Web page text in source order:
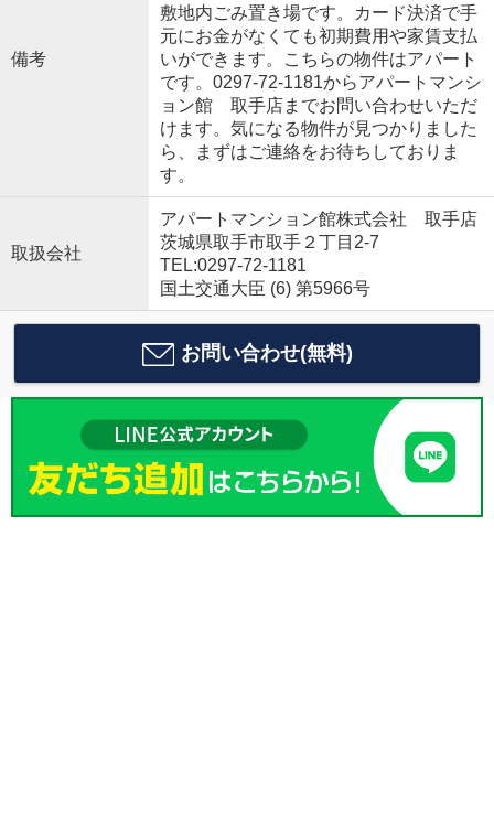
備考
敷地内ごみ置き場です。カード決済で手
元にお金がなくても初期費用や家賃支払
いができます。こちらの物件はアパート
です。0297-72-1181からアパートマンシ
ョン館 取手店までお問い合わせいただ
けます。気になる物件が見つかりました
ら、まずはご連絡をお待ちしておりま
す。
取扱会社
アパートマンション館株式会社 取手店
茨城県取手市取手２丁目2-7
TEL:0297-72-1181
国土交通大臣 (6) 第5966号
お問い合わせ(無料)